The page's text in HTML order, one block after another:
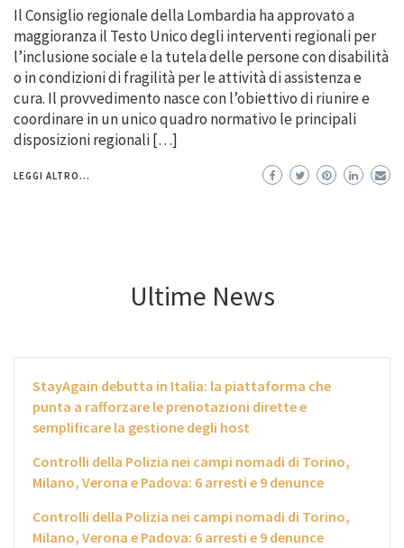
Il Consiglio regionale della Lombardia ha approvato a
maggioranza il Testo Unico degli interventi regionali per
l’inclusione sociale e la tutela delle persone con disabilità
o in condizioni di fragilità per le attività di assistenza e
cura. Il provvedimento nasce con l’obiettivo di riunire e
coordinare in un unico quadro normativo le principali
disposizioni regionali […]
LEGGI ALTRO...
Ultime News
StayAgain debutta in Italia: la piattaforma che
punta a rafforzare le prenotazioni dirette e
semplificare la gestione degli host
Controlli della Polizia nei campi nomadi di Torino,
Milano, Verona e Padova: 6 arresti e 9 denunce
Controlli della Polizia nei campi nomadi di Torino,
Milano, Verona e Padova: 6 arresti e 9 denunce